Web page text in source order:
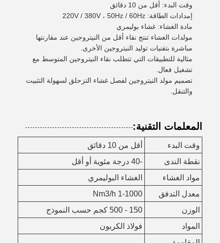
وقت البدء: أقل من 10 دقائق
إمدادات الطاقة: 220V / 380V ، 50Hz / 60Hz
مادة الغشاء: غشاء بوليمري
مولدات الغشاء تنتج نقاء أقل من النيتروجين عند مقارنتها
مباشرة بتقنيات توليد النيتروجين الأخرى.
مثالية للتطبيقات التي تتطلب نقاء النيتروجين المتوسط مع
تشغيل فعال.
تصميم مولد النيتروجين لفصل غشاء التزحلق لسهولة التثبيت
والتنقل.
المعلمات التقنية:
وقت البدء
أقل من 10 دقائق
نقطة الندى
-40 درجة مئوية أو أقل
مواد الغشاء
الغشاء البوليمري
معدل التدفق
1-1000 Nm3/h
الوزن
150 - 500 كجم حسب النموذج
المواد
فولاذ الكربون